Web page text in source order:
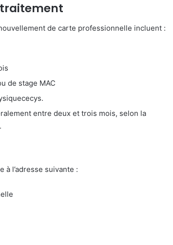
traitement
de carte professionnelle incluent :
de stage MAC
cecys.
entre deux et trois mois, selon la
à l’adresse suivante :